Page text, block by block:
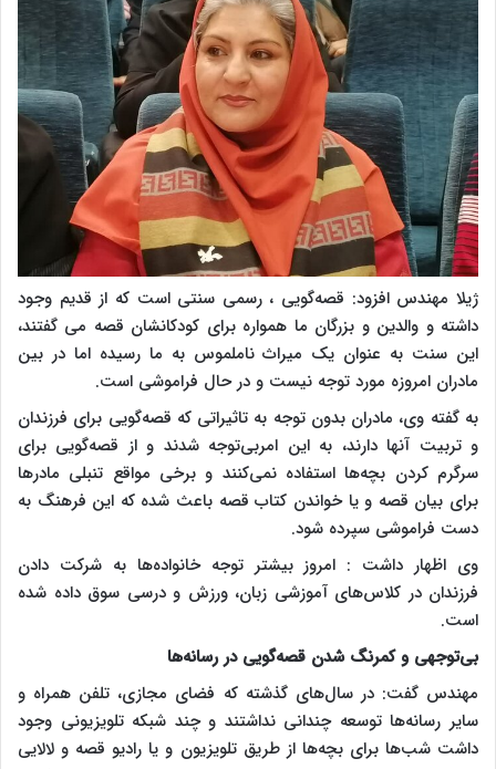
ژیلا مهندس افزود: قصه‌گویی ، رسمی سنتی است که از قدیم وجود
داشته و والدین و بزرگان ما همواره برای کودکانشان قصه می گفتند،
این سنت به عنوان یک میراث ناملموس به ما رسیده اما در بین
مادران امروزه مورد توجه نیست و در حال فراموشی است.
به گفته وی، مادران بدون توجه به تاثیراتی که قصه‌گویی برای فرزندان
و تربیت آنها دارند، به این امربی‌توجه شدند و از قصه‌گویی برای
سرگرم کردن بچه‌ها استفاده نمی‌کنند و برخی مواقع تنبلی مادرها
برای بیان قصه و یا خواندن کتاب قصه باعث شده که این فرهنگ به
دست فراموشی سپرده شود.
وی اظهار داشت : امروز بیشتر توجه خانواده‌ها به شرکت دادن
فرزندان در کلاس‌های آموزشی زبان، ورزش و درسی سوق داده شده
است.
بی‌توجهی و کمرنگ شدن قصه‌گویی در رسانه‌ها
مهندس گفت: در سال‌های گذشته که فضای مجازی، تلفن همراه و
سایر رسانه‌ها توسعه چندانی نداشتند و چند شبکه تلویزیونی وجود
داشت شب‌ها برای بچه‌ها از طریق تلویزیون و یا رادیو قصه و لالایی